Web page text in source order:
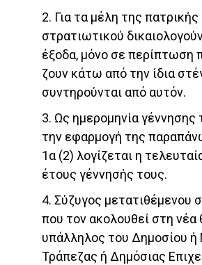
2. Για τα μέλη της πατρικής
στρατιωτικού
έξοδα, μόνο σε περίπτωση
ζουν κάτω από την ίδια
συντηρούνται από αυτόν.
3. Ως ημερομηνία γέννησης
την εφαρμογή της
1α (2) λογίζεται η
έτους γέννησής τους.
4. Σύζυγος μετατιθέμενου
που τον ακολουθεί στη νέα
υπάλληλος του Δημοσίου
Τράπεζας ή Δημόσιας